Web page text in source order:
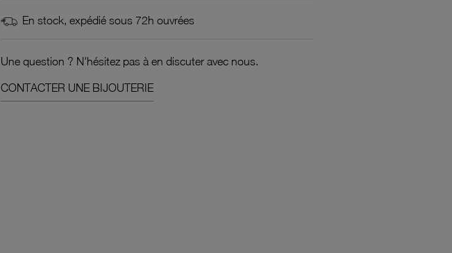
En stock, expédié sous 72h ouvrées
Une question ? N'hésitez pas à en discuter avec nous.
CONTACTER UNE BIJOUTERIE